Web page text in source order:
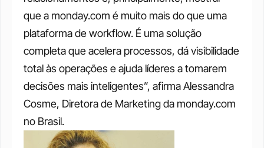
que a monday.com é muito mais do que uma
plataforma de workflow. É uma solução
completa que acelera processos, dá visibilidade
total às operações e ajuda líderes a tomarem
decisões mais inteligentes”, afirma Alessandra
Cosme, Diretora de Marketing da monday.com
no Brasil.